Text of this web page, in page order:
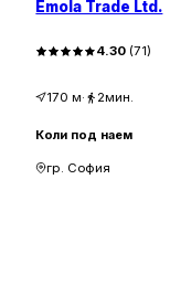
Emola Trade Ltd.
4.30 (71)
170 м· 2мин.
Коли под наем
гр. София